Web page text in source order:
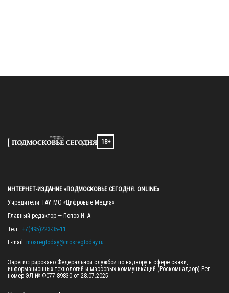
18+
ИНТЕРНЕТ-ИЗДАНИЕ «ПОДМОСКОВЬЕ СЕГОДНЯ. ONLINE»
Учредители: ГАУ МО «Цифровые Медиа»
Главный редактор — Попов И. А.
Тел.: +7(495)223-35-11
E-mail: mosregtoday@mosregtoday.ru
Зарегистрировано Федеральной службой по надзору в сфере связи,
информационных технологий и массовых коммуникаций (Роскомнадзор) Рег.
номер ЭЛ № ФС77-89830 от 28.07.2025